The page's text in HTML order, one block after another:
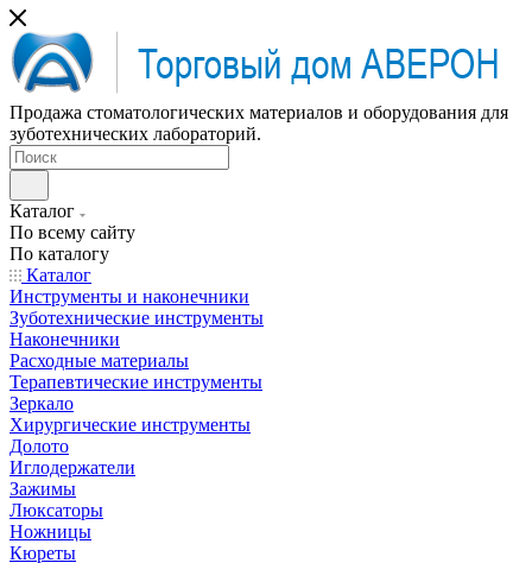
Продажа стоматологических материалов и оборудования для
зуботехнических лабораторий.
Каталог
По всему сайту
По каталогу
Каталог
Инструменты и наконечники
Зуботехнические инструменты
Наконечники
Расходные материалы
Терапевтические инструменты
Зеркало
Хирургические инструменты
Долото
Иглодержатели
Зажимы
Люксаторы
Ножницы
Кюреты